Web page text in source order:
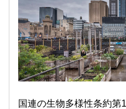
国連の生物多様性条約第